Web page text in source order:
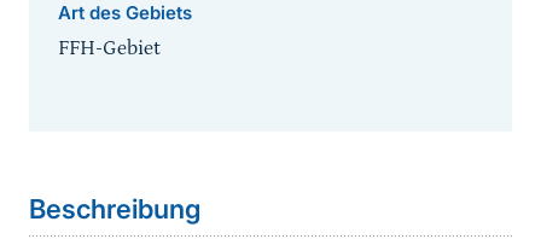
Art des Gebiets
FFH-Gebiet
Beschreibung